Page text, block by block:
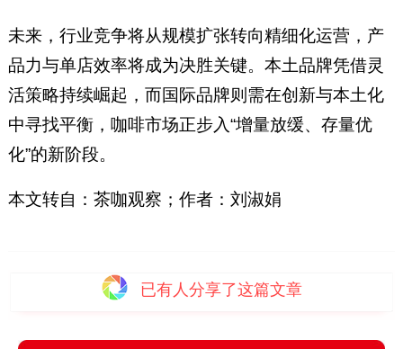
未来，行业竞争将从规模扩张转向精细化运营，产
品力与单店效率将成为决胜关键。本土品牌凭借灵
活策略持续崛起，而国际品牌则需在创新与本土化
中寻找平衡，咖啡市场正步入“增量放缓、存量优
化”的新阶段。
本文转自：茶咖观察；作者：刘淑娟
已有 人分享了这篇文章